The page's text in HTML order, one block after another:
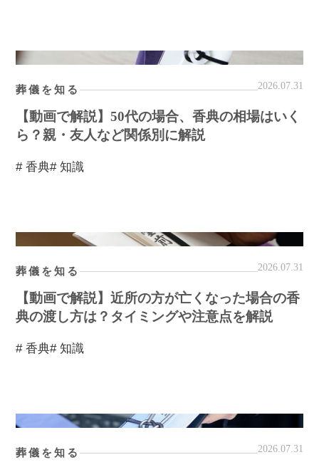
葬儀を知る 2026.07.31
【動画で解説】50代の場合、香典の相場はいく
ら？親・友人など関係別に解説
# 香典# 知識
葬儀を知る 2026.07.31
【動画で解説】近所の方が亡くなった場合の香
典の渡し方は？タイミングや注意点を解説
# 香典# 知識
葬儀を知る 2026.07.31